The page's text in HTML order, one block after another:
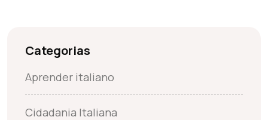
Categorias
Aprender italiano
Cidadania Italiana